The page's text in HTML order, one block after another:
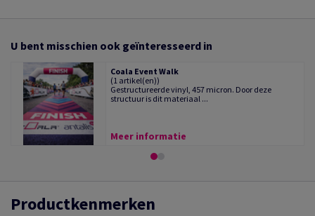
U bent misschien ook geïnteresseerd in
Coala Event Walk
(1 artikel(en))
Gestructureerde vinyl, 457 micron. Door deze
structuur is dit materiaal ...
Meer informatie
Productkenmerken